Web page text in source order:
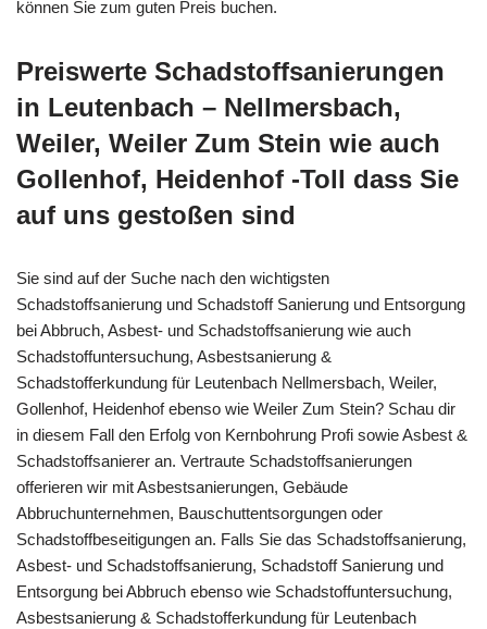
können Sie zum guten Preis buchen.
Preiswerte Schadstoffsanierungen
in Leutenbach – Nellmersbach,
Weiler, Weiler Zum Stein wie auch
Gollenhof, Heidenhof -Toll dass Sie
auf uns gestoßen sind
Sie sind auf der Suche nach den wichtigsten
Schadstoffsanierung und Schadstoff Sanierung und Entsorgung
bei Abbruch, Asbest- und Schadstoffsanierung wie auch
Schadstoffuntersuchung, Asbestsanierung &
Schadstofferkundung für Leutenbach Nellmersbach, Weiler,
Gollenhof, Heidenhof ebenso wie Weiler Zum Stein? Schau dir
in diesem Fall den Erfolg von Kernbohrung Profi sowie Asbest &
Schadstoffsanierer an. Vertraute Schadstoffsanierungen
offerieren wir mit Asbestsanierungen, Gebäude
Abbruchunternehmen, Bauschuttentsorgungen oder
Schadstoffbeseitigungen an. Falls Sie das Schadstoffsanierung,
Asbest- und Schadstoffsanierung, Schadstoff Sanierung und
Entsorgung bei Abbruch ebenso wie Schadstoffuntersuchung,
Asbestsanierung & Schadstofferkundung für Leutenbach